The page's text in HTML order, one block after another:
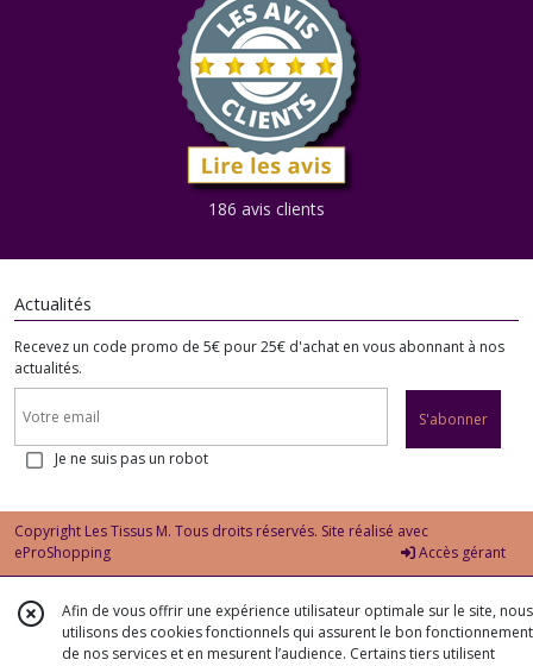
186 avis clients
Actualités
Recevez un code promo de 5€ pour 25€ d'achat en vous abonnant à nos
actualités.
S'abonner
Je ne suis pas un robot
Copyright Les Tissus M. Tous droits réservés. Site réalisé avec
eProShopping
Accès gérant
Afin de vous offrir une expérience utilisateur optimale sur le site, nous
utilisons des cookies fonctionnels qui assurent le bon fonctionnement
de nos services et en mesurent l’audience. Certains tiers utilisent